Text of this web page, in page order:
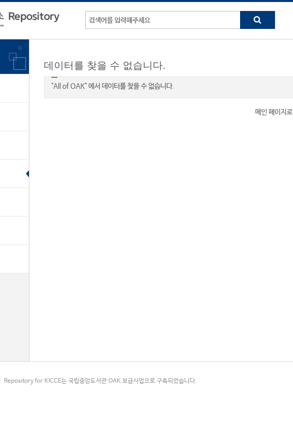
데이터를 찾을 수 없습니다.
"All of OAK" 에서 데이터를 찾을 수 없습니다.
메인 페이지로
Repository for KICCE는 국립중앙도서관 OAK 보급사업으로 구축되었습니다.